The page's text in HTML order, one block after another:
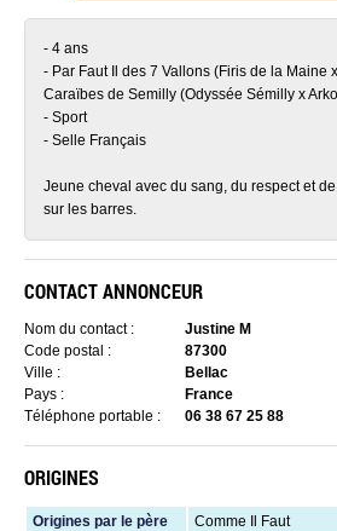
- 4 ans
- Par Faut Il des 7 Vallons (Firis de la Maine
Caraïbes de Semilly (Odyssée Sémilly x
- Sport
- Selle Français
Jeune cheval avec du sang, du respect et
sur les barres.
CONTACT ANNONCEUR
Nom du contact :
Justine M
Code postal :
87300
Ville :
Bellac
Pays :
France
Téléphone portable :
06 38 67 25 88
ORIGINES
Origines par le père
Comme Il Faut